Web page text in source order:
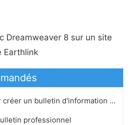
Dreamweaver 8 sur un site
Earthlink
Comment faire pour créer un bulletin d'information dans Adobe
professionnel